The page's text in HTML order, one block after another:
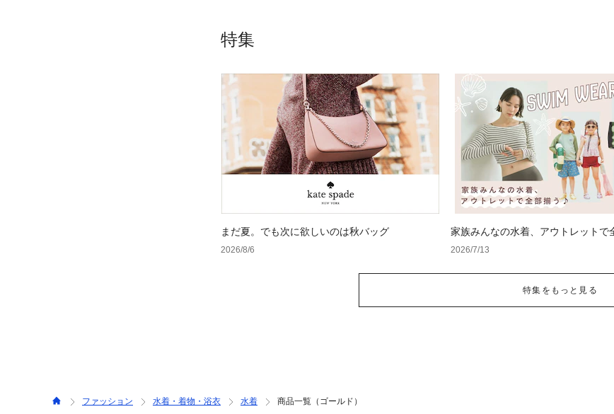
特集
まだ夏。でも次に欲しいのは秋バッグ
2026/8/6
家族みんなの水着、アウトレットで
イムウェア特集
2026/7/13
特集をもっと見る
ファッション 水着・着物・浴衣 水着 商品一覧（ゴールド）